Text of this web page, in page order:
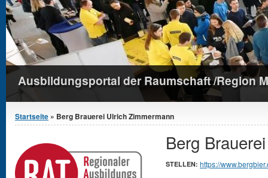
Ausbildungsportal der Raumschaft /Region
Sie sind hier
Startseite » Berg Brauerei Ulrich Zimmermann
Berg
STELLEN: https://